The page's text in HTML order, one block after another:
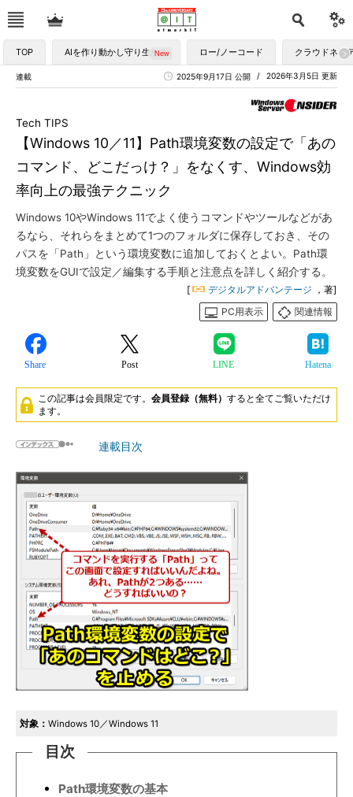
TOP AIを作り動かし守り生かす ロー/ノーコード クラウドネイ
連載 2026年3月5日 更新
2025年9月17日 公開
【Windows 10／11】Path環境変数の設定で「あの
コマンド、どこだっけ？」をなくす、Windows効
率向上の最強テクニック
Tech TIPS
Windows 10やWindows 11でよく使うコマンドやツールなどがあ
るなら、それらをまとめて1つのフォルダに保存しておき、その
パスを「Path」という環境変数に追加しておくとよい。Path環
境変数をGUIで設定／編集する手順と注意点を詳しく紹介する。
[ デジタルアドバンテージ ，著]
PC用表示
関連情報
Share Post LINE Hatena
この記事は会員限定です。 会員登録（無料） すると全てご覧いただけ
ます。
連載目次
対象： Windows 10／Windows 11
目次
Path環境変数の基本